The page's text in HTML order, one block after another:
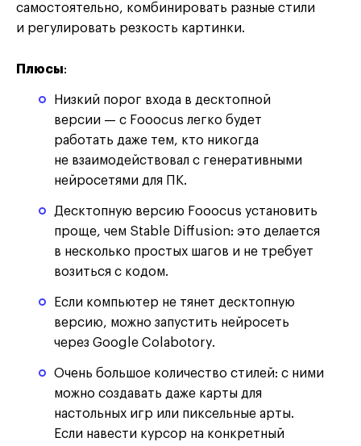
самостоятельно, комбинировать разные стили
и регулировать резкость картинки.
Плюсы:
Низкий порог входа в десктопной
версии — с Fooocus легко будет
работать даже тем, кто никогда
не взаимодействовал с генеративными
нейросетями для ПК.
Десктопную версию Fooocus установить
проще, чем Stable Diffusion: это делается
в несколько простых шагов и не требует
возиться с кодом.
Если компьютер не тянет десктопную
версию, можно запустить нейросеть
через Google Colabotory.
Очень большое количество стилей: с ними
можно создавать даже карты для
настольных игр или пиксельные арты.
Если навести курсор на конкретный